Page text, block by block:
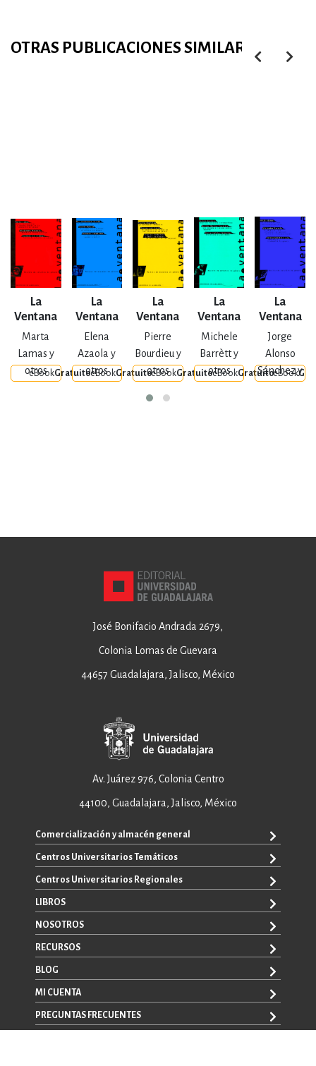
OTRAS PUBLICACIONES SIMILARES
La
Ventana
Núm. 1
Marta
Lamas y
otros
eBookGratuito
La
Ventana
Núm. 2
Elena
Azaola y
otros
eBookGratuito
La
Ventana
Núm. 3
Pierre
Bourdieu y
otros
eBookGratuito
La
Ventana
Núm. 4
Michele
Barrètt y
otros
eBookGratuito
La
Ventana
Núm. 5
Jorge
Alonso
Sánchez y
eBook
José Bonifacio Andrada 2679,
Colonia Lomas de Guevara
44657 Guadalajara, Jalisco, México
Av. Juárez 976, Colonia Centro
44100, Guadalajara, Jalisco, México
Comercialización y almacén general
ventas@editorial.udg.mx
WhatsApp: +52 33 1433 6869
Centros Universitarios Temáticos
CUAAD
CUCEA
CUCBA
CUCEI
CUCSH
Centros Universitarios Regionales
CUAAD
CUCBA
CUCOSTA
CUCHAPALA
CUCSH
CUSUR
LIBROS
TODOS LOS LIBROS
E-BOOKS
CATÁLOGOS
NOSOTROS
SOBRE NOSOTROS
CONTACTO
RECURSOS
PROMOCIONALES
CONVOCATORIAS
BLOG
LA VENTANA ROJA
MI CUENTA
REGISTRO
PREGUNTAS FRECUENTES